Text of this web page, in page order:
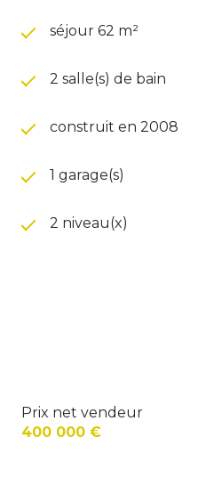
séjour 62 m²
2 salle(s) de bain
construit en 2008
1 garage(s)
2 niveau(x)
Prix net vendeur
400 000 €